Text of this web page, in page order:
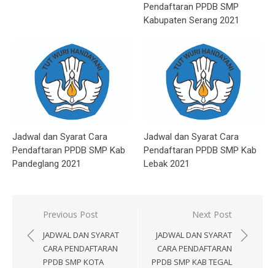
Pendaftaran PPDB SMP
Kabupaten Serang 2021
Jadwal dan Syarat Cara
Pendaftaran PPDB SMP Kab
Pandeglang 2021
Jadwal dan Syarat Cara
Pendaftaran PPDB SMP Kab
Lebak 2021
Post
navigation
Previous Post
JADWAL DAN SYARAT
CARA PENDAFTARAN
PPDB SMP KOTA
Next Post
JADWAL DAN SYARAT
CARA PENDAFTARAN
PPDB SMP KAB TEGAL